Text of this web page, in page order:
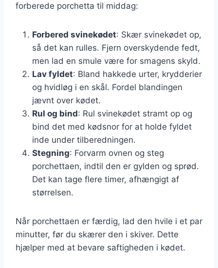
forberede porchetta til middag:
Forbered svinekødet: Skær svinekødet op,
så det kan rulles. Fjern overskydende fedt,
men lad en smule være for smagens skyld.
Lav fyldet: Bland hakkede urter, krydderier
og hvidløg i en skål. Fordel blandingen
jævnt over kødet.
Rul og bind: Rul svinekødet stramt op og
bind det med kødsnor for at holde fyldet
inde under tilberedningen.
Stegning: Forvarm ovnen og steg
porchettaen, indtil den er gylden og sprød.
Det kan tage flere timer, afhængigt af
størrelsen.
Når porchettaen er færdig, lad den hvile i et par
minutter, før du skærer den i skiver. Dette
hjælper med at bevare saftigheden i kødet.